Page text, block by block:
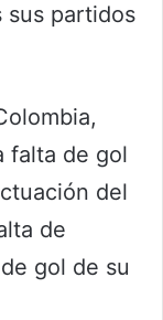
sus partidos
falta de gol
del
de
gol de su